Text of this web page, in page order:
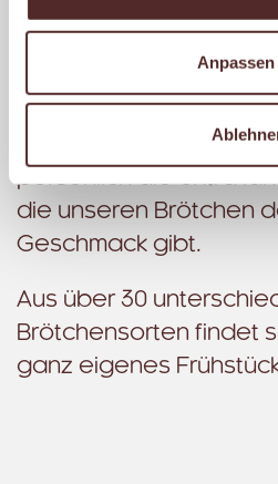
Anpassen
süß. Alle unsere
natürlicher Hefe, und
vielen frischen
erfahrenen
persönlich die extra
die unseren Brötchen
Geschmack gibt.
Aus über 30
Brötchensorten findet
ganz eigenes